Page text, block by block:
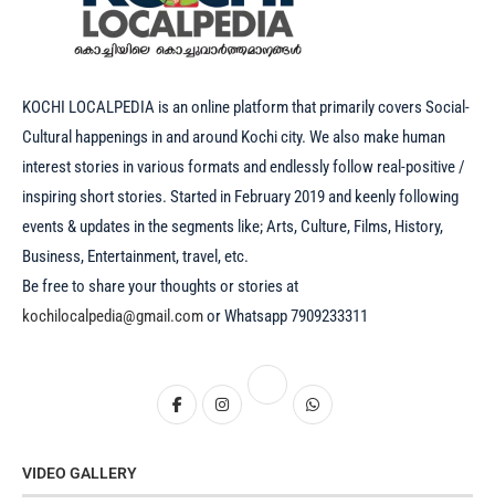
KOCHI LOCALPEDIA is an online platform that primarily covers Social-
Cultural happenings in and around Kochi city. We also make human
interest stories in various formats and endlessly follow real-positive /
inspiring short stories. Started in February 2019 and keenly following
events & updates in the segments like; Arts, Culture, Films, History,
Business, Entertainment, travel, etc.
Be free to share your thoughts or stories at
kochilocalpedia@gmail.comor Whatsapp 7909233311
VIDEO GALLERY